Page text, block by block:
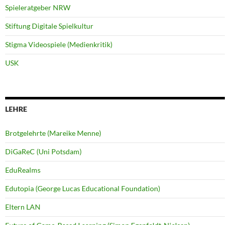
Spieleratgeber NRW
Stiftung Digitale Spielkultur
Stigma Videospiele (Medienkritik)
USK
LEHRE
Brotgelehrte (Mareike Menne)
DiGaReC (Uni Potsdam)
EduRealms
Edutopia (George Lucas Educational Foundation)
Eltern LAN